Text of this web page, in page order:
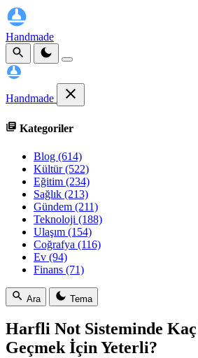
Handmade
Handmade
Kategoriler
Blog (614)
Kültür(522)
Eğitim (234)
Sağlık (213)
Gündem (211)
Teknoloji (188)
Ulaşım (154)
Coğrafya (116)
Ev (94)
Finans (71)
Ara Tema
Harfli Not Sisteminde
Geçmek İçin Yeterli?